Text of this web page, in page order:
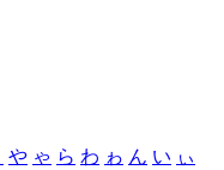
や ゃ ら わ ゎ ん い ぃ